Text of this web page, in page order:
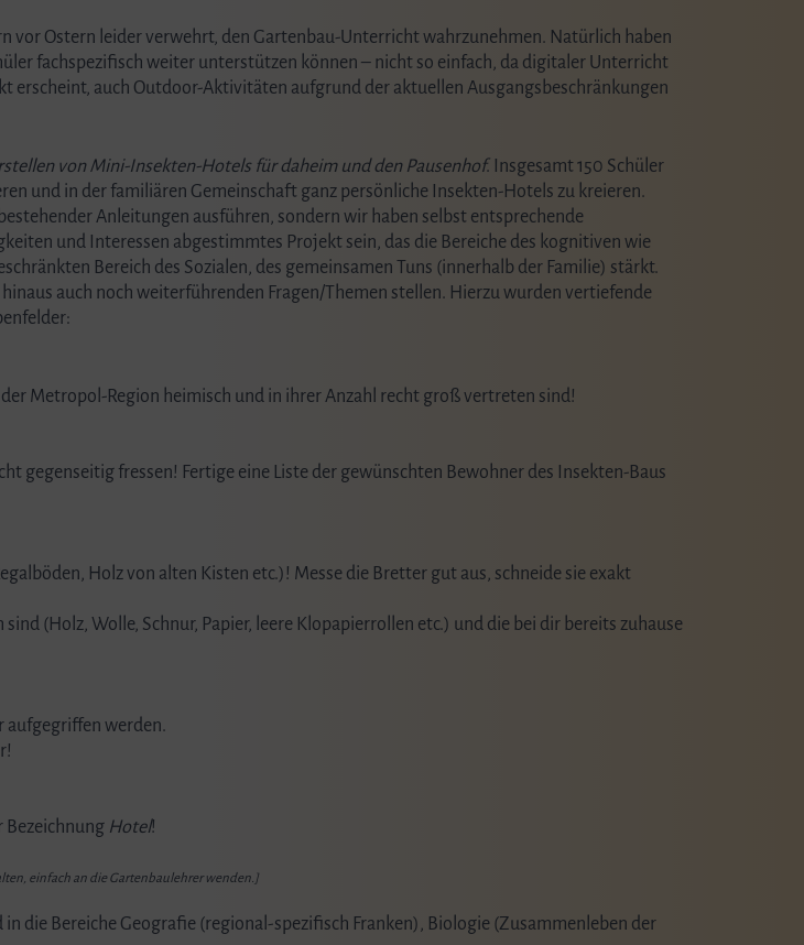
vor Ostern leider verwehrt, den Gartenbau-Unterricht wahrzunehmen. Natürlich haben
fachspezifisch weiter unterstützen können – nicht so einfach, da digitaler Unterricht
erscheint, auch Outdoor-Aktivitäten aufgrund der aktuellen Ausgangsbeschränkungen
von Mini-Insekten-Hotels für daheim und den Pausenhof. Insgesamt 150 Schüler
und in der familiären Gemeinschaft ganz persönliche Insekten-Hotels zu kreieren.
Anleitungen ausführen, sondern wir haben selbst entsprechende
und Interessen abgestimmtes Projekt sein, das die Bereiche des kognitiven wie
Bereich des Sozialen, des gemeinsamen Tuns (innerhalb der Familie) stärkt.
auch noch weiterführenden Fragen/Themen stellen. Hierzu wurden vertiefende
Metropol-Region heimisch und in ihrer Anzahl recht groß vertreten sind!
gegenseitig fressen! Fertige eine Liste der gewünschten Bewohner des Insekten-Baus
Holz von alten Kisten etc.)! Messe die Bretter gut aus, schneide sie exakt
(Holz, Wolle, Schnur, Papier, leere Klopapierrollen etc.) und die bei dir bereits zuhause
aufgegriffen werden.
Bezeichnung Hotel!
einfach an die Gartenbaulehrer wenden.]
die Bereiche Geografie (regional-spezifisch Franken), Biologie (Zusammenleben der